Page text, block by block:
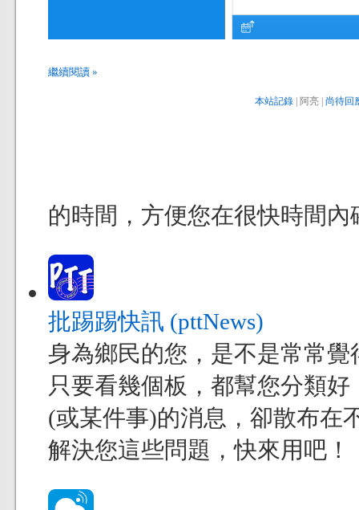
繼續閱讀 »
本站記錄| 阿亮 | 尚待回
的時間，方便您在很快時間
批踢踢快訊 (pttNews)
身為鄉民的您，是不是常常
只要看幾個板，都幫您分類
(或某件事)的消息，卻散布在
解決您這些問題，快來用吧！